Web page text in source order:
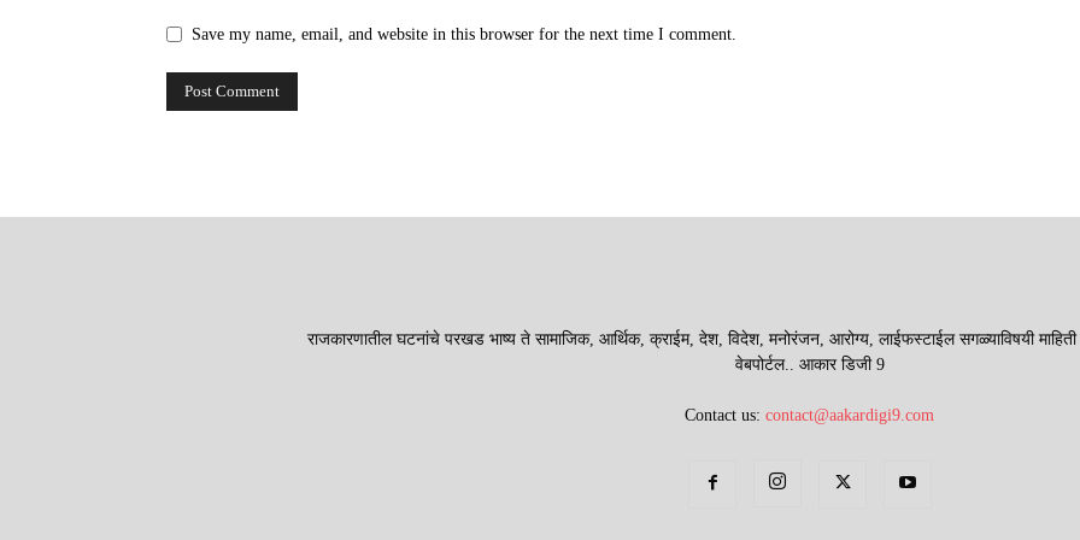
Save my name, email, and website in this browser for the next time I comment.
राजकारणातील घटनांचे परखड भाष्य ते सामाजिक, आर्थिक, क्राईम, देश, विदेश, मनोरंजन, आरोग्य, लाईफस्टाईल सगळ्याविषयी माहिती
वेबपोर्टल.. आकार डिजी 9
Contact us:contact@aakardigi9.com